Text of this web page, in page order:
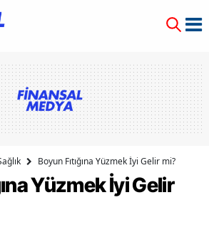
Boyun Fıtığına Yüzmek İyi Gelir mi?
Yüzmek İyi Gelir